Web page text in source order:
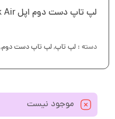
لپ تاپ دست دوم اپل Macbook Air
دسته : لپ تاپ,لپ تاپ دست دوم,
موجود نیست